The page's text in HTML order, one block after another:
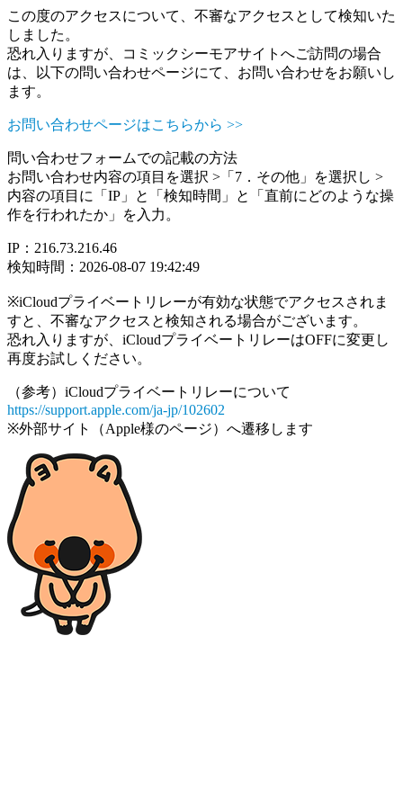
この度のアクセスについて、不審なアクセスとして検知いた
しました。
恐れ入りますが、コミックシーモアサイトへご訪問の場合
は、以下の問い合わせページにて、お問い合わせをお願いし
ます。
お問い合わせページはこちらから >>
問い合わせフォームでの記載の方法
お問い合わせ内容の項目を選択 >「7．その他」を選択し >
内容の項目に「IP」と「検知時間」と「直前にどのような操
作を行われたか」を入力。
IP：216.73.216.46
検知時間：2026-08-07 19:42:49
※iCloudプライベートリレーが有効な状態でアクセスされま
すと、不審なアクセスと検知される場合がございます。
恐れ入りますが、iCloudプライベートリレーはOFFに変更し
再度お試しください。
（参考）iCloudプライベートリレーについて
https://support.apple.com/ja-jp/102602
※外部サイト（Apple様のページ）へ遷移します